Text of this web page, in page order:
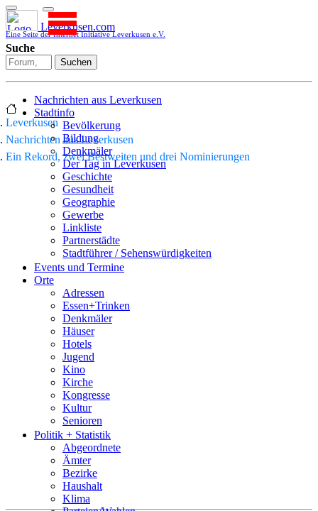
Leverkusen.com
Eine Seite der Internet Initiative Leverkusen e.V.
Suche
Suchen
Nachrichten aus Leverkusen
Stadtinfo
Bevölkerung
Bildung
Denkmäler
Der Tag in Leverkusen
Geschichte
Gesundheit
Geographie
Gewerbe
Linkliste
Partnerstädte
Stadtführer / Sehenswürdigkeiten
Stadtplan
Sport
Who is who
Wohnen
Events und Termine
Orte
Adressen
Essen+Trinken
Denkmäler
Häuser
Hotels
Jugend
Kino
Kirche
Kongresse
Kultur
Senioren
Stadtführer
Straßen
Politik + Statistik
Abgeordnete
Ämter
Bezirke
Haushalt
Klima
Leverkusen
Nachrichten aus Leverkusen
Ein Rekord, zwei Bestweiten und drei Nominierungen